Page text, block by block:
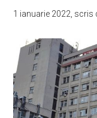
ducă
acasă
1 ianuarie 2022 , scris